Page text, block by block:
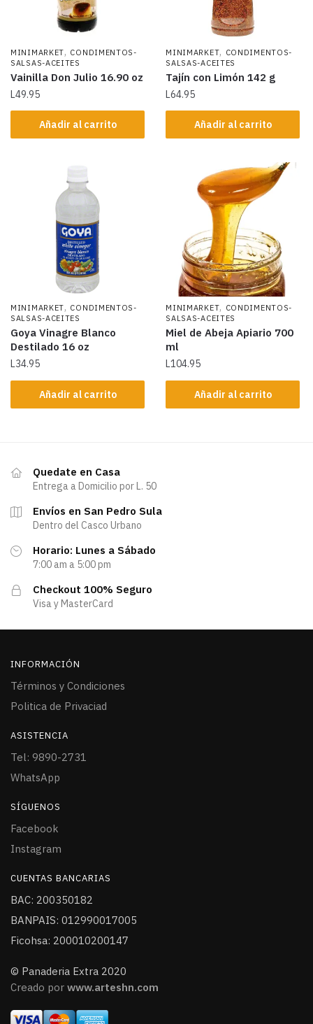
MINIMARKET, CONDIMENTOS-
SALSAS-ACEITES
Vainilla Don Julio 16.90 oz
L49.95
Añadir al carrito
MINIMARKET, CONDIMENTOS-
SALSAS-ACEITES
Tajín con Limón 142 g
L64.95
Añadir al carrito
MINIMARKET, CONDIMENTOS-
SALSAS-ACEITES
Goya Vinagre Blanco
Destilado 16 oz
L34.95
Añadir al carrito
MINIMARKET, CONDIMENTOS-
SALSAS-ACEITES
Miel de Abeja Apiario 700
ml
L104.95
Añadir al carrito
Quedate en Casa
Entrega a Domicilio por L. 50
Envíos en San Pedro Sula
Dentro del Casco Urbano
Horario: Lunes a Sábado
7:00 am a 5:00 pm
Checkout 100% Seguro
Visa y MasterCard
INFORMACIÓN
Términos y Condiciones
Politica de Privaciad
ASISTENCIA
Tel: 9890-2731
WhatsApp
SÍGUENOS
Facebook
Instagram
CUENTAS BANCARIAS
BAC: 200350182
BANPAIS: 012990017005
Ficohsa: 200010200147
© Panaderia Extra 2020
Creado por www.arteshn.com